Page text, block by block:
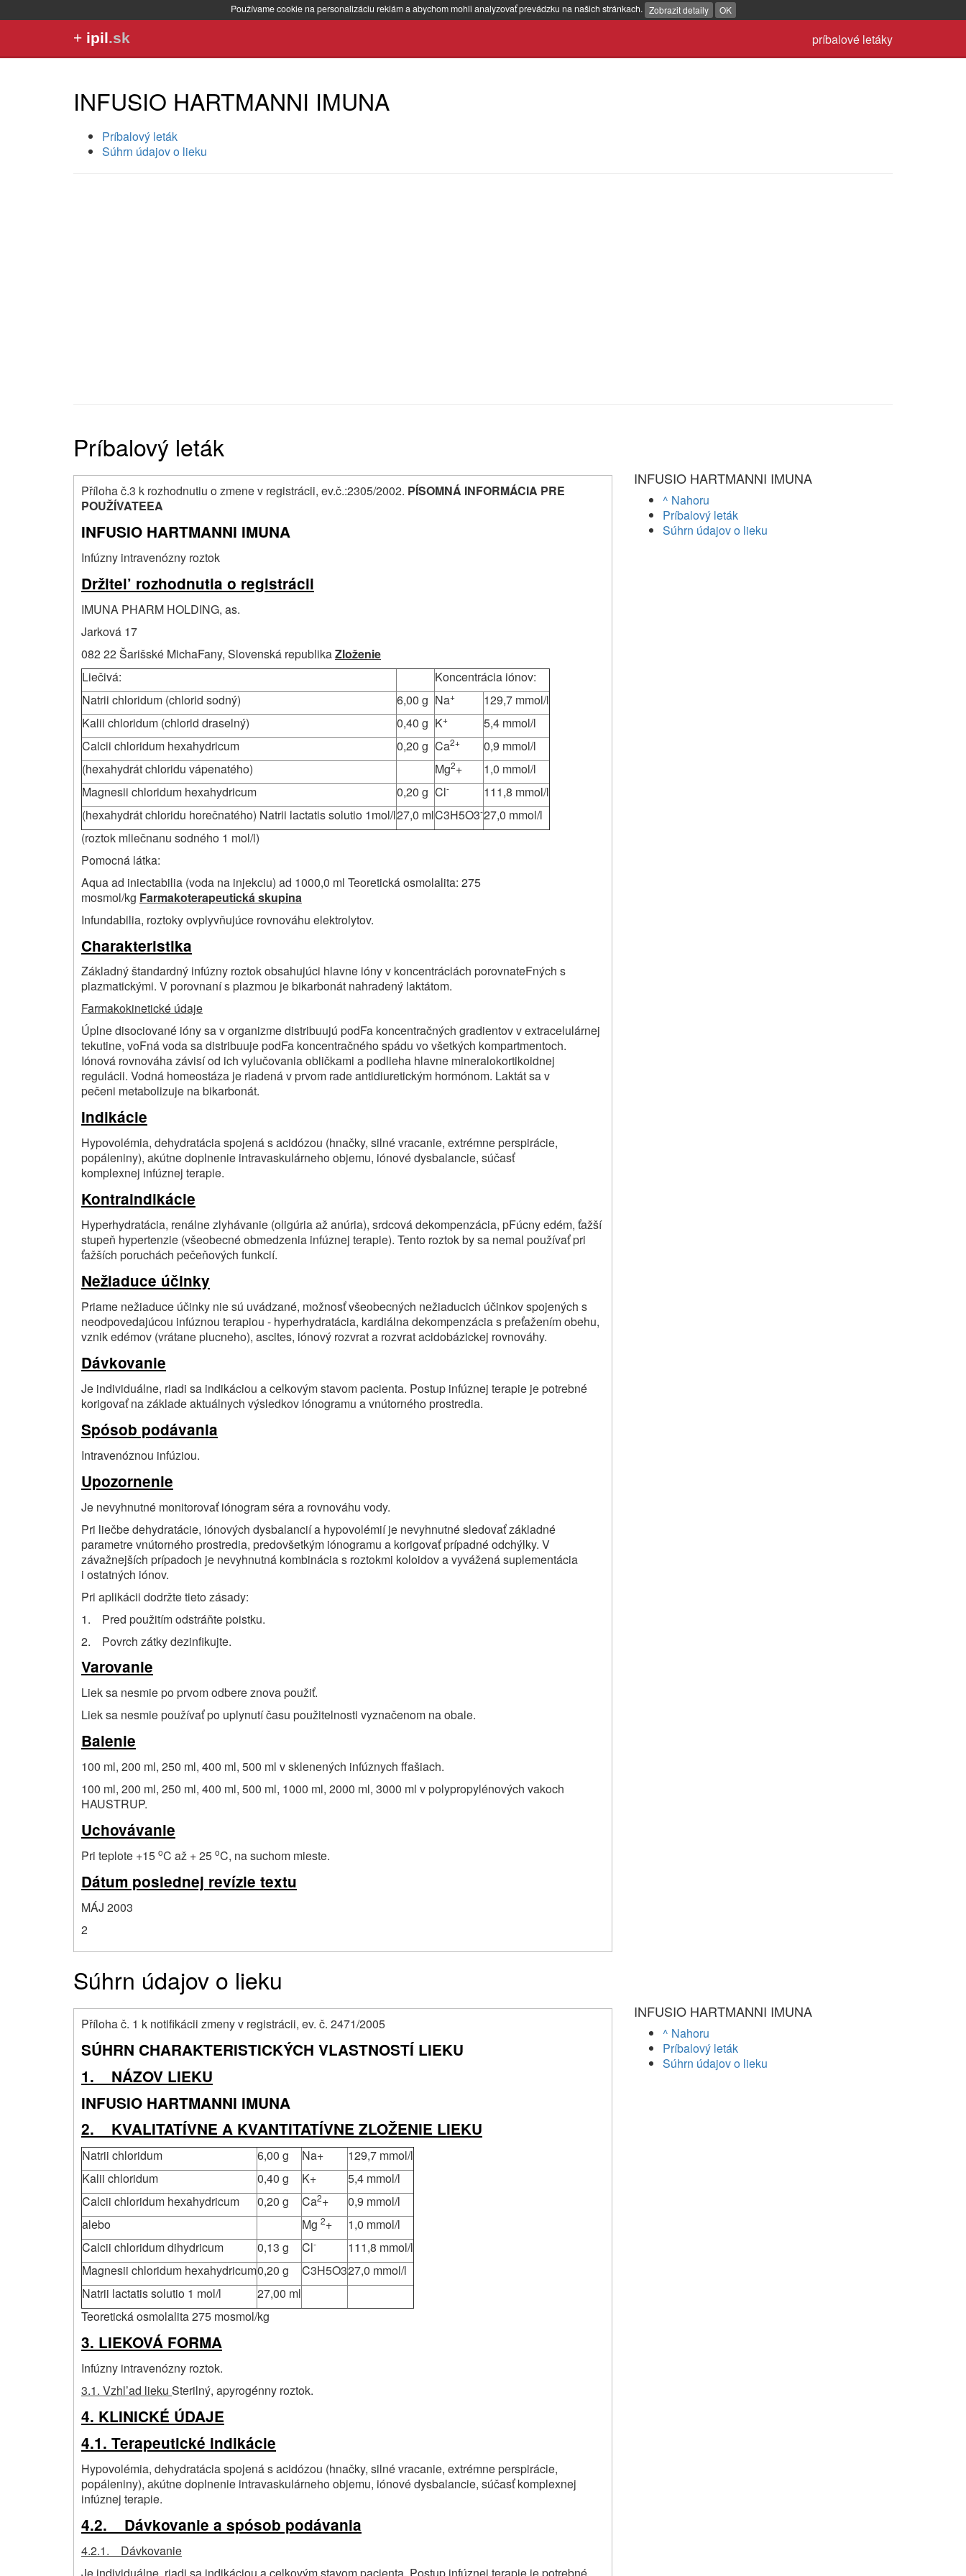
Používame cookie na personalizáciu reklám a abychom mohli analyzovať prevádzku na našich stránkach. Zobrazit detaily OK
príbalové letáky
+ ipil.sk
INFUSIO HARTMANNI IMUNA
Príbalový leták
Súhrn údajov o lieku
Príbalový leták
Příloha č.3 k rozhodnutiu o zmene v registrácii, ev.č.:2305/2002. PÍSOMNÁ INFORMÁCIA PRE
POUŽÍVATEEA
INFUSIO HARTMANNI IMUNA
Infúzny intravenózny roztok
Držitel’ rozhodnutia o registrácii
IMUNA PHARM HOLDING, as.
Jarková 17
082 22 Šarišské MichaFany, Slovenská republikaZloženie
Liečivá:
Koncentrácia iónov:
Natrii chloridum (chlorid sodný)
6,00 g Na+
129,7 mmol/l
Kalii chloridum (chlorid draselný)
0,40 g K+
5,4 mmol/l
Calcii chloridum hexahydricum
0,20 g Ca2+
0,9 mmol/l
(hexahydrát chloridu vápenatého)
Mg2+
1,0 mmol/l
Magnesii chloridum hexahydricum
0,20 g Cl-
111,8 mmol/l
(hexahydrát chloridu horečnatého) Natrii lactatis solutio 1mol/l27,0 mlC3H5O3-27,0 mmol/l
(roztok mliečnanu sodného 1 mol/l)
Pomocná látka:
Aqua ad iniectabilia (voda na injekciu) ad 1000,0 ml Teoretická osmolalita: 275
mosmol/kg Farmakoterapeutická skupina
Infundabilia, roztoky ovplyvňujúce rovnováhu elektrolytov.
Charakteristika
Základný štandardný infúzny roztok obsahujúci hlavne ióny v koncentráciách porovnateFných s
plazmatickými. V porovnaní s plazmou je bikarbonát nahradený laktátom.
Farmakokinetické údaje
Úplne disociované ióny sa v organizme distribuujú podFa koncentračných gradientov v extracelulárnej
tekutine, voFná voda sa distribuuje podFa koncentračného spádu vo všetkých kompartmentoch.
Iónová rovnováha závisí od ich vylučovania obličkami a podlieha hlavne mineralokortikoidnej
regulácii. Vodná homeostáza je riadená v prvom rade antidiuretickým hormónom. Laktát sa v
pečeni metabolizuje na bikarbonát.
Indikácie
Hypovolémia, dehydratácia spojená s acidózou (hnačky, silné vracanie, extrémne perspirácie,
popáleniny), akútne doplnenie intravaskulárneho objemu, iónové dysbalancie, súčasť
komplexnej infúznej terapie.
Kontraindikácie
Hyperhydratácia, renálne zlyhávanie (oligúria až anúria), srdcová dekompenzácia, pFúcny edém, ťažší
stupeň hypertenzie (všeobecné obmedzenia infúznej terapie). Tento roztok by sa nemal používať pri
ťažších poruchách pečeňových funkcií.
Nežiaduce účinky
Priame nežiaduce účinky nie sú uvádzané, možnosť všeobecných nežiaducich účinkov spojených s
neodpovedajúcou infúznou terapiou - hyperhydratácia, kardiálna dekompenzácia s preťažením obehu,
vznik edémov (vrátane plucneho), ascites, iónový rozvrat a rozvrat acidobázickej rovnováhy.
Dávkovanie
Je individuálne, riadi sa indikáciou a celkovým stavom pacienta. Postup infúznej terapie je potrebné
korigovať na základe aktuálnych výsledkov iónogramu a vnútorného prostredia.
Spósob podávania
Intravenóznou infúziou.
Upozornenie
Je nevyhnutné monitorovať iónogram séra a rovnováhu vody.
Pri liečbe dehydratácie, iónových dysbalancií a hypovolémií je nevyhnutné sledovať základné
parametre vnútorného prostredia, predovšetkým iónogramu a korigovať prípadné odchýlky. V
závažnejších prípadoch je nevyhnutná kombinácia s roztokmi koloidov a vyvážená suplementácia
i ostatných iónov.
Pri aplikácii dodržte tieto zásady:
1. Pred použitím odstráňte poistku.
2. Povrch zátky dezinfikujte.
Varovanie
Liek sa nesmie po prvom odbere znova použiť.
Liek sa nesmie používať po uplynutí času použitelnosti vyznačenom na obale.
Balenie
100 ml, 200 ml, 250 ml, 400 ml, 500 ml v sklenených infúznych ffašiach.
100 ml, 200 ml, 250 ml, 400 ml, 500 ml, 1000 ml, 2000 ml, 3000 ml v polypropylénových vakoch
HAUSTRUP.
Uchovávanie
Pri teplote +15 oC až + 25 oC, na suchom mieste.
Dátum poslednej revízie textu
MÁJ 2003
2
INFUSIO HARTMANNI IMUNA
^ Nahoru
Príbalový leták
Súhrn údajov o lieku
Súhrn údajov o lieku
Příloha č. 1 k notifikácii zmeny v registrácii, ev. č. 2471/2005
SÚHRN CHARAKTERISTICKÝCH VLASTNOSTÍ LIEKU
1. NÁZOV LIEKU
INFUSIO HARTMANNI IMUNA
2. KVALITATÍVNE A KVANTITATÍVNE ZLOŽENIE LIEKU
Natrii chloridum 6,00 g Na+
129,7 mmol/l
Kalii chloridum
0,40 g K+
5,4 mmol/l
Calcii chloridum hexahydricum
0,20 g Ca2+
0,9 mmol/l
alebo
Mg 2+ 1,0 mmol/l
Calcii chloridum dihydricum
0,13 g Cl- 111,8 mmol/l
Magnesii chloridum hexahydricum0,20 g C3H5O327,0 mmol/l
Natrii lactatis solutio 1 mol/l
27,00 ml
Teoretická osmolalita 275 mosmol/kg
3. LIEKOVÁ FORMA
Infúzny intravenózny roztok.
3.1. Vzhl’ad lieku Sterilný, apyrogénny roztok.
4. KLINICKÉ ÚDAJE
4.1. Terapeutické indikácie
Hypovolémia, dehydratácia spojená s acidózou (hnačky, silné vracanie, extrémne perspirácie,
popáleniny), akútne doplnenie intravaskulárneho objemu, iónové dysbalancie, súčasť komplexnej
infúznej terapie.
4.2. Dávkovanie a spósob podávania
4.2.1. Dávkovanie
Je individuálne, riadi sa indikáciou a celkovým stavom pacienta. Postup infúznej terapie je potrebné
INFUSIO HARTMANNI IMUNA
^ Nahoru
Príbalový leták
Súhrn údajov o lieku